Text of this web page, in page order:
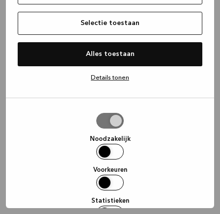
Selectie toestaan
Alles toestaan
Details tonen
Noodzakelijk
Voorkeuren
Statistieken
information).